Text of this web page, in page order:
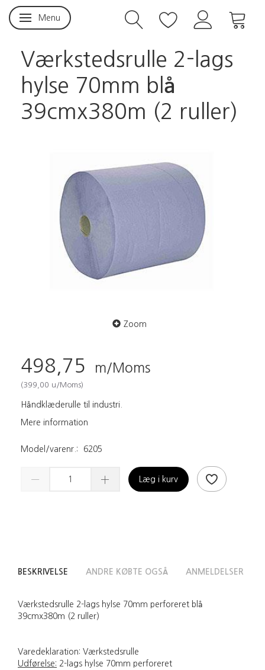
Skifte navigation
Menu
Værkstedsrulle 2-lags
hylse 70mm blå
39cmx380m (2 ruller)
Zoom
498,75 m/Moms
(399,00 u/Moms)
Håndklæderulle til industri.
Mere information
Model/varenr.: 6205
Læg i kurv
BESKRIVELSE ANDRE KØBTE OGSÅ ANMELDELSER
Værkstedsrulle 2-lags hylse 70mm perforeret blå
39cmx380m (2 ruller)
Varedeklaration: Værkstedsrulle
Udførelse: 2-lags hylse 70mm perforeret